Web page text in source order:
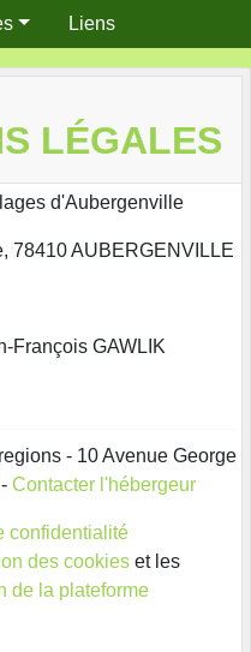
Liens
LÉGALES
d'Aubergenville
78410 AUBERGENVILLE
François GAWLIK
- 10 Avenue George
Contacter l'hébergeur
confidentialité
des cookies et les
de la plateforme